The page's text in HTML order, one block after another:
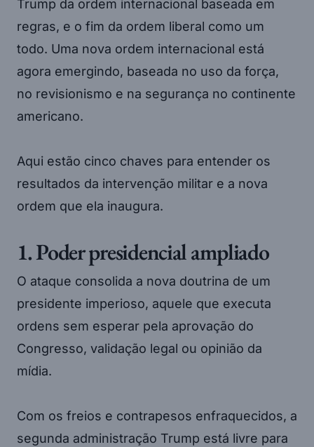
Trump da ordem internacional baseada em
regras, e o fim da ordem liberal como um
todo. Uma nova ordem internacional está
agora emergindo, baseada no uso da força,
no revisionismo e na segurança no continente
americano.
Aqui estão cinco chaves para entender os
resultados da intervenção militar e a nova
ordem que ela inaugura.
1. Poder presidencial ampliado
O ataque consolida a nova doutrina de um
presidente imperioso, aquele que executa
ordens sem esperar pela aprovação do
Congresso, validação legal ou opinião da
mídia.
Com os freios e contrapesos enfraquecidos, a
segunda administração Trump está livre para